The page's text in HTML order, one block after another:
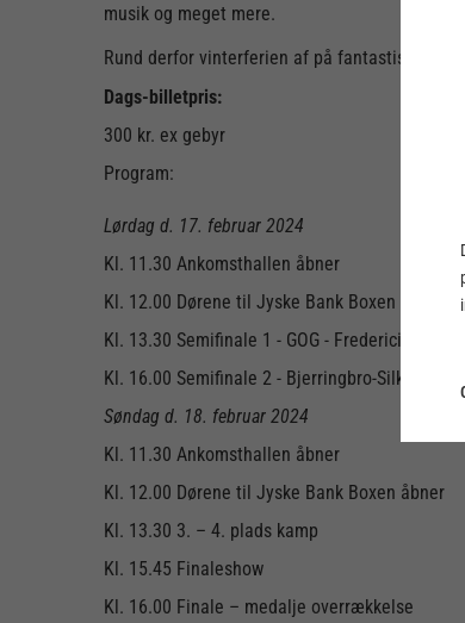
musik og meget mere.
Rund derfor vinterferien af på fantastisk vis
Dags-billetpris:
300 kr. ex gebyr
Program:
Lørdag d. 17. februar 2024
Kl. 11.30 Ankomsthallen åbner
Kl. 12.00 Dørene til Jyske Bank Boxen åbner
Kl. 13.30 Semifinale 1 - GOG - Fredericia
Kl. 16.00 Semifinale 2
Søndag d. 18. februar 2024
Kl. 11.30 Ankomsthallen åbner
Kl. 12.00 Dørene til Jyske Bank Boxen åbner
Kl. 13.30 3. – 4. plads kamp
Kl. 15.45 Finaleshow
Kl. 16.00 Finale – medalje overrækkelse